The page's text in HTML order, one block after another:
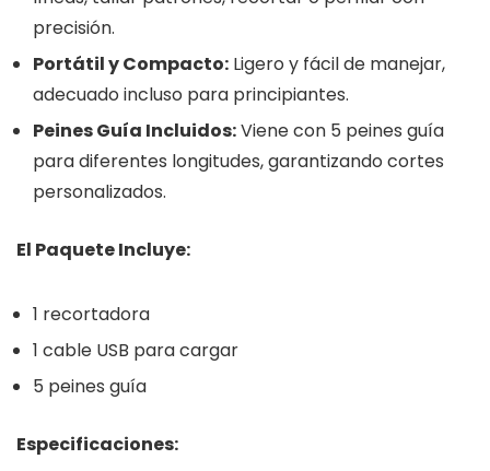
precisión.
Portátil y Compacto: Ligero y fácil de manejar,
adecuado incluso para principiantes.
Peines Guía Incluidos:Viene con 5 peines guía
para diferentes longitudes, garantizando cortes
personalizados.
El Paquete Incluye:
1 recortadora
1 cable USB para cargar
5 peines guía
Especificaciones: